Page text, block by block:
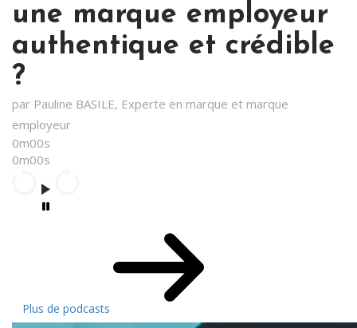
une marque employeur
authentique et crédible
?
par Pauline BASILE, Experte en marque et marque
employeur
0m00s
0m00s
Plus de podcasts